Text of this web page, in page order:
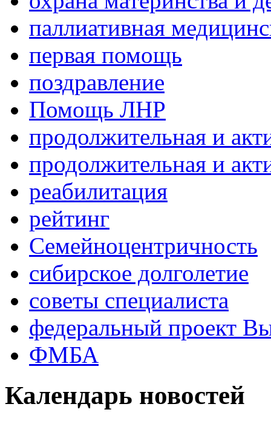
паллиативная
первая помощь
поздравление
Помощь ЛНР
продолжительная и
продолжительная и
реабилитация
рейтинг
Семейноцентричность
сибирское долголетие
советы специалиста
федеральный проект
ФМБА
Календарь новостей